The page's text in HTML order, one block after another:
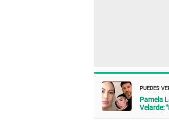
PUEDES
Pamela
Velarde: